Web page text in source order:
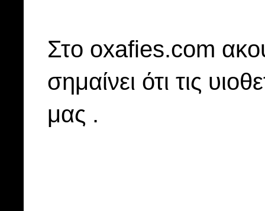
Στo oxafies.com
σημαίνει ότι τις
μας .